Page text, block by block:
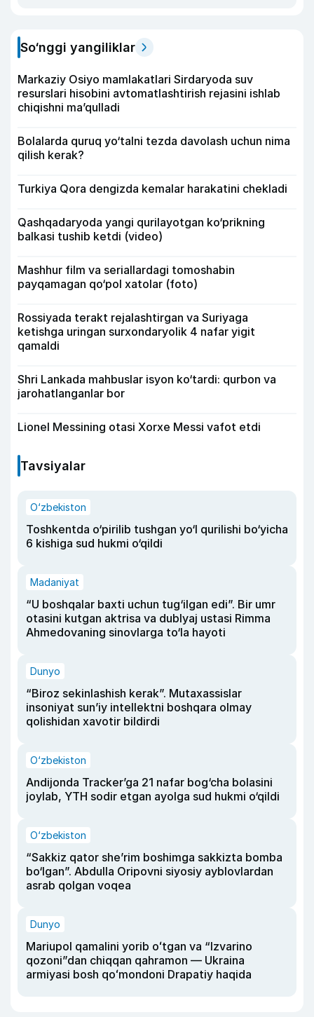
So‘nggi yangiliklar
Markaziy Osiyo mamlakatlari Sirdaryoda suv
resurslari hisobini avtomatlashtirish rejasini ishlab
chiqishni ma’qulladi
Bolalarda quruq yo‘talni tezda davolash uchun nima
qilish kerak?
Turkiya Qora dengizda kemalar harakatini chekladi
Qashqadaryoda yangi qurilayotgan ko‘prikning
balkasi tushib ketdi (video)
Mashhur film va seriallardagi tomoshabin
payqamagan qo‘pol xatolar (foto)
Rossiyada terakt rejalashtirgan va Suriyaga
ketishga uringan surxondaryolik 4 nafar yigit
qamaldi
Shri Lankada mahbuslar isyon ko‘tardi: qurbon va
jarohatlanganlar bor
Lionel Messining otasi Xorxe Messi vafot etdi
Tavsiyalar
O‘zbekiston
Toshkentda o‘pirilib tushgan yo‘l qurilishi bo‘yicha
6 kishiga sud hukmi o‘qildi
Madaniyat
“U boshqalar baxti uchun tug‘ilgan edi”. Bir umr
otasini kutgan aktrisa va dublyaj ustasi Rimma
Ahmedovaning sinovlarga to‘la hayoti
Dunyo
“Biroz sekinlashish kerak”. Mutaxassislar
insoniyat sun’iy intellektni boshqara olmay
qolishidan xavotir bildirdi
O‘zbekiston
Andijonda Tracker’ga 21 nafar bog‘cha bolasini
joylab, YTH sodir etgan ayolga sud hukmi o‘qildi
O‘zbekiston
“Sakkiz qator she’rim boshimga sakkizta bomba
bo‘lgan”. Abdulla Oripovni siyosiy ayblovlardan
asrab qolgan voqea
Dunyo
Mariupol qamalini yorib oʻtgan va “Izvarino
qozoni”dan chiqqan qahramon — Ukraina
armiyasi bosh qoʻmondoni Drapatiy haqida